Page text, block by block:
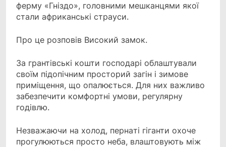
ферму «Гніздо», головними меш­канцями якої
стали африканські страу­си.
Про це розповів Високий замок.
За грантівські кошти господарі об­лаштували
своїм підопічним просторий загін і зимове
приміщення, що опалю­ється. Для них важливо
забезпечити комфортні умови, регулярну
годівлю.
Незважаючи на холод, перна­ті гіганти охоче
прогулюються просто неба, влаштовують між